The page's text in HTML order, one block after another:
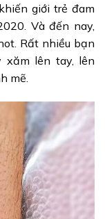
giới trẻ đam
Và đến nay,
Rất nhiều bạn
xăm lên tay, lên
mẽ.